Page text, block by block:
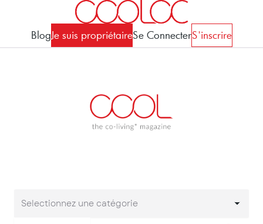
BlogJe suis propriétaireSe ConnecterS'inscrire
Selectionnez une catégorie